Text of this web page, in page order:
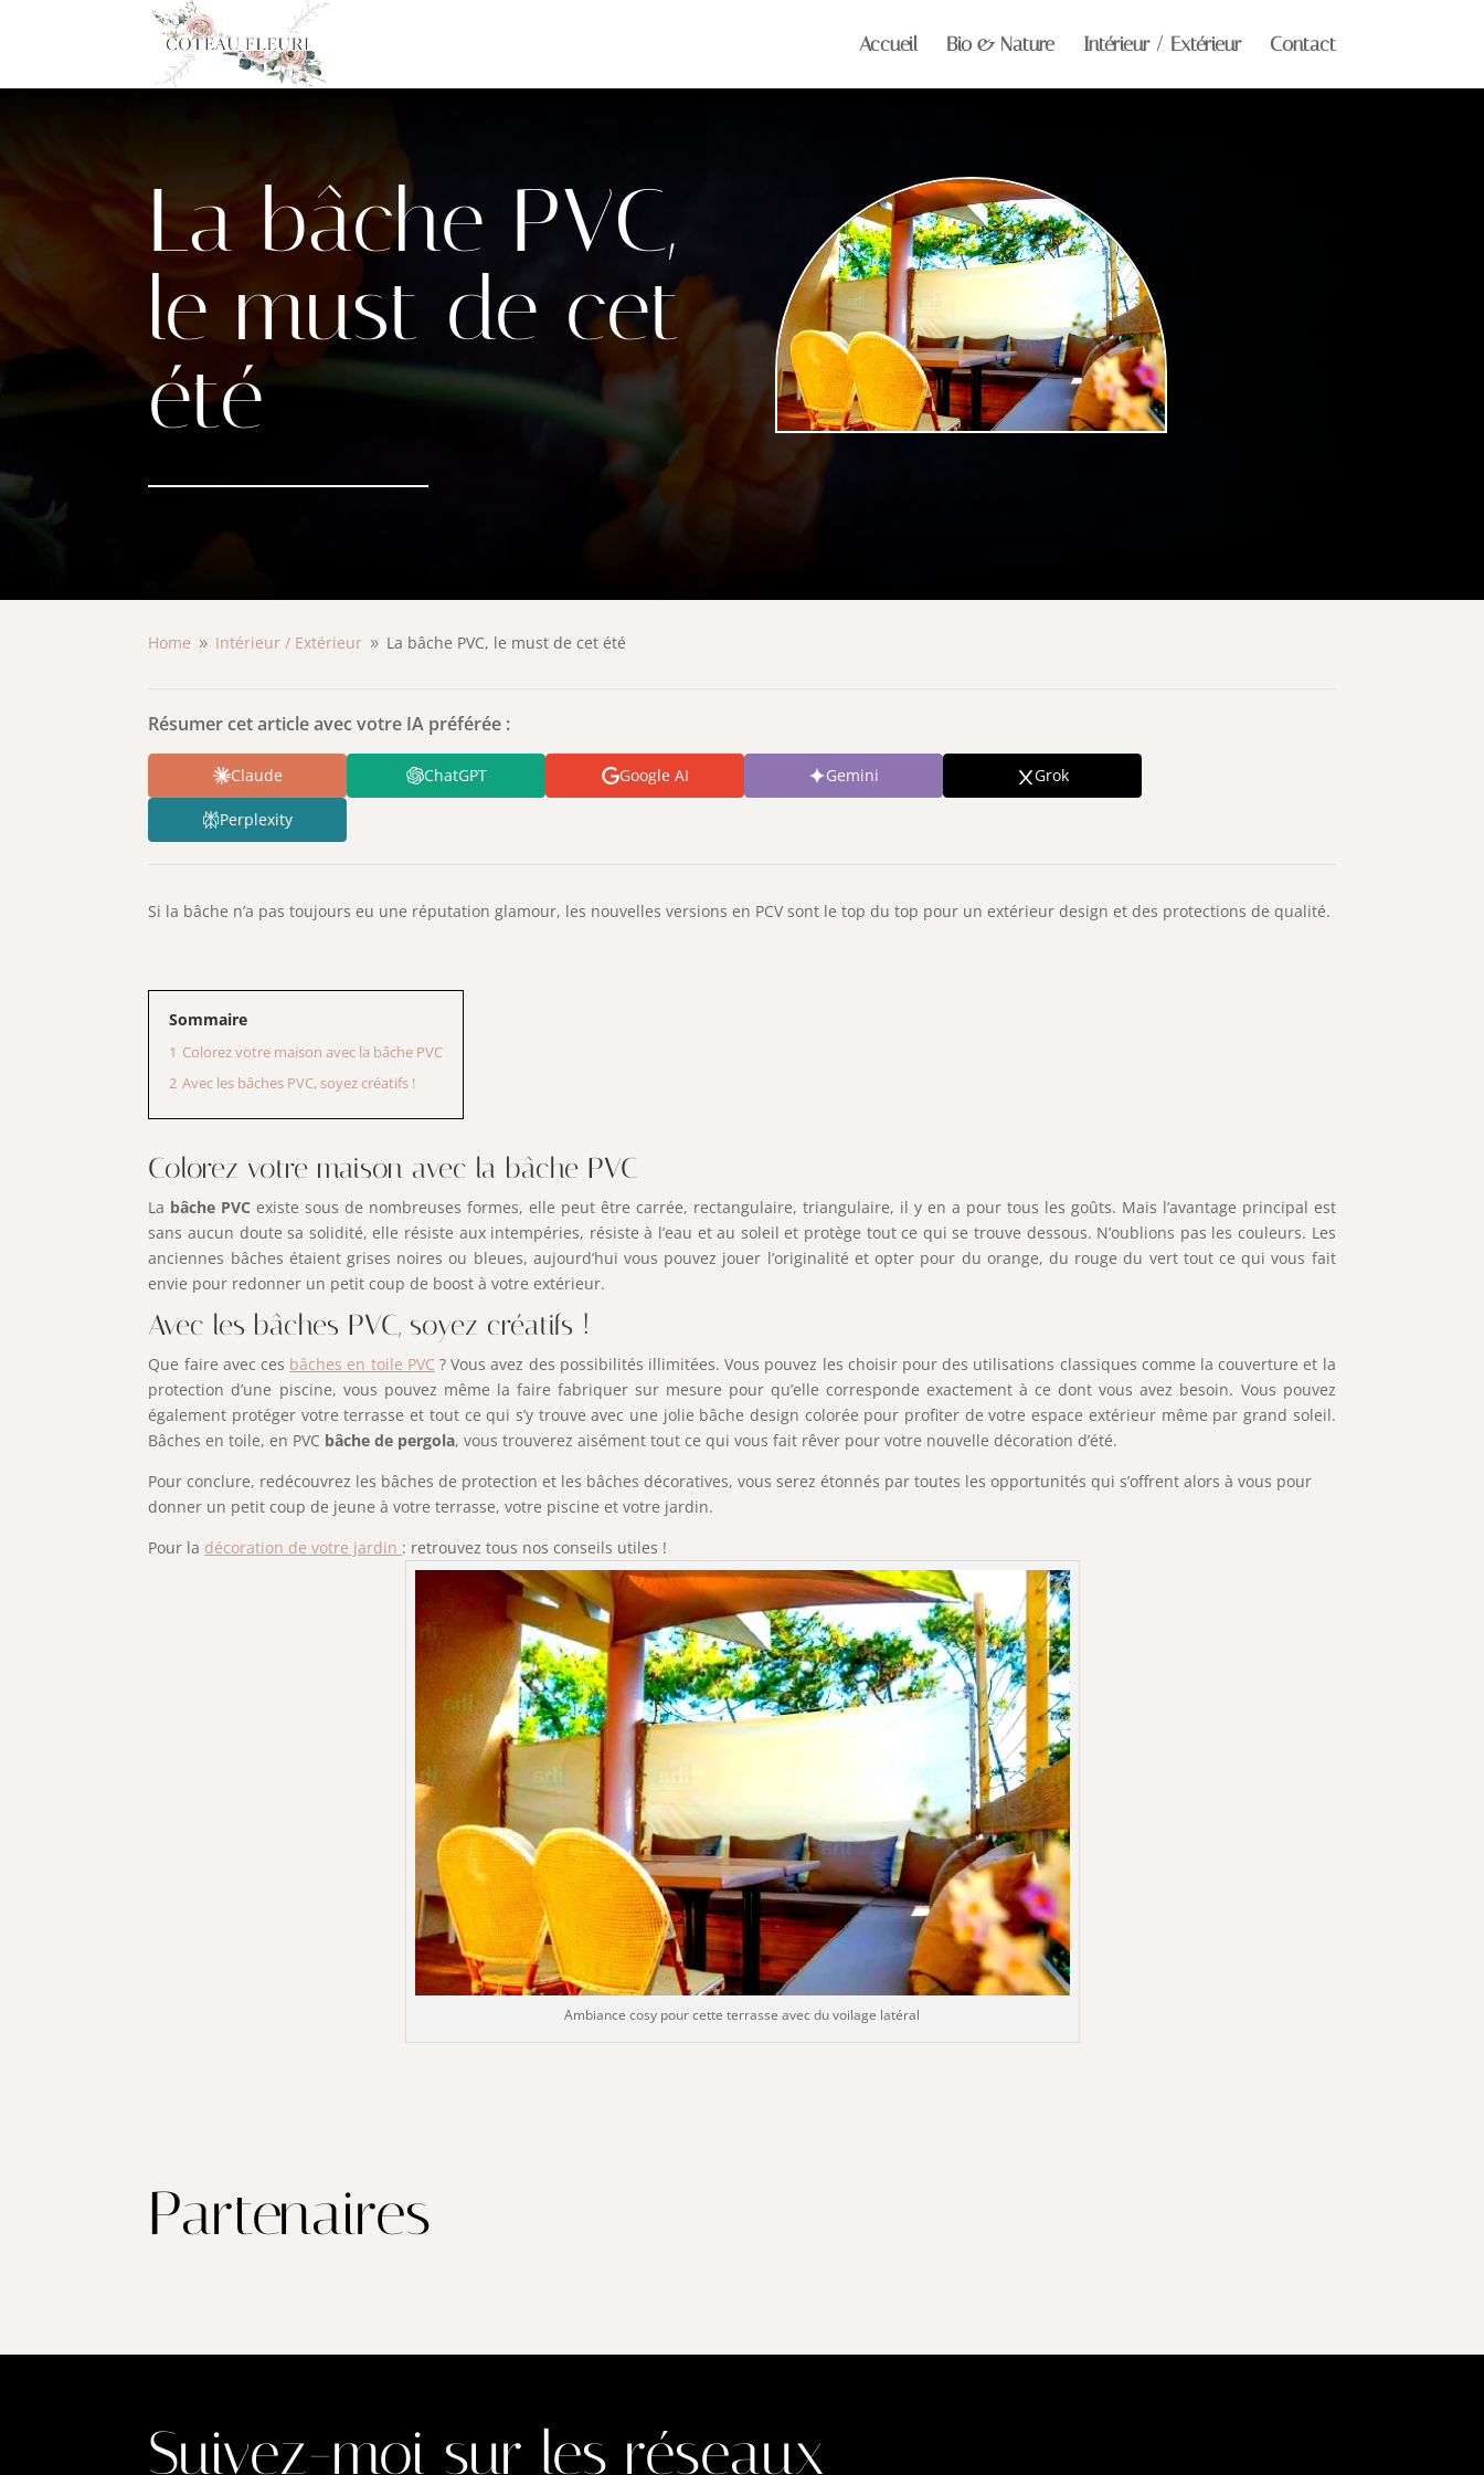
Accueil Bio & Nature Intérieur / Extérieur Contact
La bâche PVC,
le must de cet
été
Home 9 Intérieur / Extérieur 9 La bâche PVC, le must de cet été
Résumer cet article avec votre IA préférée :
Claude ChatGPT Google AI Gemini Grok
Perplexity
Si la bâche n’a pas toujours eu une réputation glamour, les nouvelles versions en PCV sont le top du top pour un extérieur design et des protections de qualité.
Sommaire
1 Colorez votre maison avec la bâche PVC
2 Avec les bâches PVC, soyez créatifs !
Colorez votre maison avec la bâche PVC
La bâche PVC existe sous de nombreuses formes, elle peut être carrée, rectangulaire, triangulaire, il y en a pour tous les goûts. Mais l’avantage principal est
sans aucun doute sa solidité, elle résiste aux intempéries, résiste à l’eau et au soleil et protège tout ce qui se trouve dessous. N’oublions pas les couleurs. Les
anciennes bâches étaient grises noires ou bleues, aujourd’hui vous pouvez jouer l’originalité et opter pour du orange, du rouge du vert tout ce qui vous fait
envie pour redonner un petit coup de boost à votre extérieur.
Avec les bâches PVC, soyez créatifs !
Que faire avec ces bâches en toile PVC ? Vous avez des possibilités illimitées. Vous pouvez les choisir pour des utilisations classiques comme la couverture et la
protection d’une piscine, vous pouvez même la faire fabriquer sur mesure pour qu’elle corresponde exactement à ce dont vous avez besoin. Vous pouvez
également protéger votre terrasse et tout ce qui s’y trouve avec une jolie bâche design colorée pour profiter de votre espace extérieur même par grand soleil.
Bâches en toile, en PVC bâche de pergola, vous trouverez aisément tout ce qui vous fait rêver pour votre nouvelle décoration d’été.
Pour conclure, redécouvrez les bâches de protection et les bâches décoratives, vous serez étonnés par toutes les opportunités qui s’offrent alors à vous pour
donner un petit coup de jeune à votre terrasse, votre piscine et votre jardin.
Pour la décoration de votre jardin : retrouvez tous nos conseils utiles !
Ambiance cosy pour cette terrasse avec du voilage latéral
Partenaires
Suivez-moi sur les réseaux